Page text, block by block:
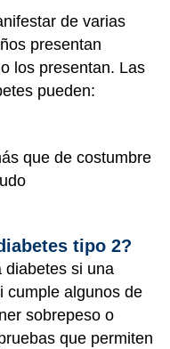
de varias
presentan
los presentan. Las
pueden:
que de costumbre
tipo 2?
diabetes si una
cumple algunos de
sobrepeso o
que permiten